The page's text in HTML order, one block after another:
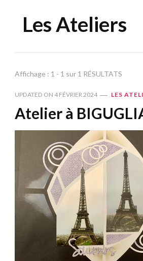
Les Ateliers
Affichage : 1 - 1 sur 1 RÉSULTATS
UPDATED ON 4 FÉVRIER 2024 LES
Atelier à